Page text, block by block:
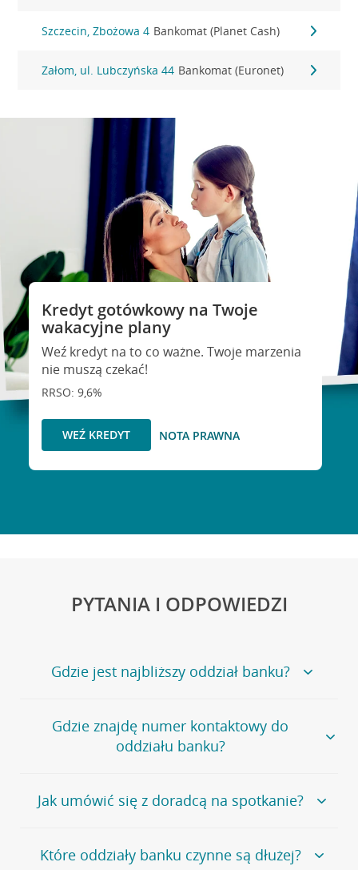
Szczecin, Zbożowa 4 Bankomat (Planet Cash)
Załom, ul. Lubczyńska 44 Bankomat (Euronet)
Kredyt gotówkowy na Twoje
wakacyjne plany
Weź kredyt na to co ważne. Twoje marzenia
nie muszą czekać!
RRSO: 9,6%
WEŹ KREDYT NOTA PRAWNA
PYTANIA I ODPOWIEDZI
Gdzie jest najbliższy oddział banku?
Jeśli szukasz oddziału naszego banku, zapraszamy na
stronęPlacówki i bankomaty, na której znajduje się
wygodna wyszukiwarka.
oddziałów
Gdzie znajdę numer kontaktowy do
oddziału banku?
Bank Credit Agricole nie udostępnia ogólnego numeru
telefonu do placówki bankowej.
umówienia się z doradcą w placówce bankowej .
Jak umówić się z doradcą na spotkanie?
Jeśli jesteś już naszym
klientemmożeszsamodzielnieumówić się na spotkanie z
Które oddziały banku czynne są dłużej?